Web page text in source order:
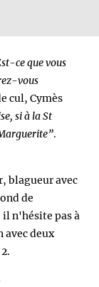
ce que vous
vous
cul, Cymès
si à la St
.
blagueur avec
de
il n'hésite pas à
deux